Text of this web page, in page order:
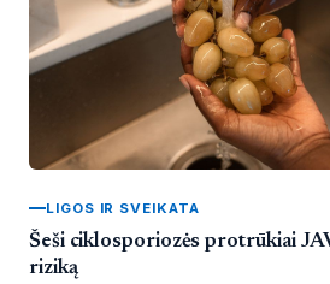
LIGOS IR SVEIKATA
Šeši ciklosporiozės protrūkiai
riziką